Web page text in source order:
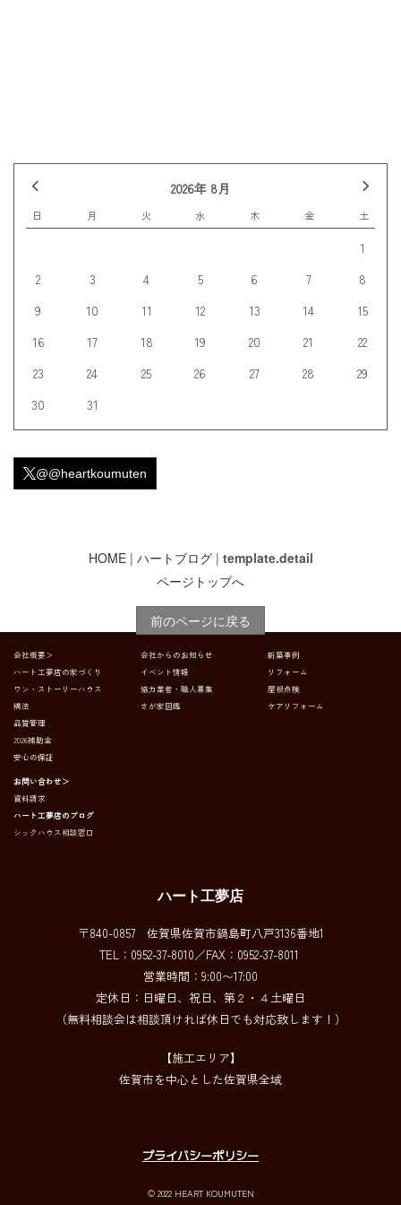
2026年 8月
日 月 火 水 木 金 土
1
2
3 4 5 6 7
8
9
10 11 12 13 14
15
16
17 18 19 20 21
22
23
24 25 26 27 28
29
30
31
@@heartkoumuten
HOME| ハートブログ| template.detail
ページトップへ
前のページに戻る
会社概要＞
ハート工夢店の家づくり
ワン・ストーリーハウス
構法
品質管理
2026補助金
安心の保証
会社からのお知らせ
イベント情報
協力業者・職人募集
さが家図鑑
新築事例
リフォーム
屋根点検
ケアリフォーム
お問い合わせ＞
資料請求
ハート工夢店のブログ
シックハウス相談窓口
ハート工夢店
〒840-0857 佐賀県佐賀市鍋島町八戸3136番地1
TEL：0952-37-8010／FAX：0952-37-8011
営業時間：9:00〜17:00
定休日：日曜日、祝日、第２・４土曜日
（無料相談会は相談頂ければ休日でも対応致します！）
【施工エリア】
佐賀市を中心とした佐賀県全域
プライバシーポリシー
© 2022 HEART KOUMUTEN